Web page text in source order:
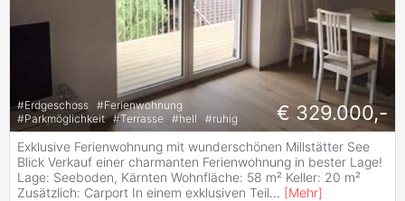
#Erdgeschoss #Ferienwohnung
#Parkmöglichkeit #Terrasse #hell #ruhig € 329.000,-
Exklusive Ferienwohnung mit wunderschönen Millstätter See
Blick Verkauf einer charmanten Ferienwohnung in bester Lage!
Lage: Seeboden, Kärnten Wohnfläche: 58 m² Keller: 20 m²
Zusätzlich: Carport In einem exklusiven Teil... [Mehr]